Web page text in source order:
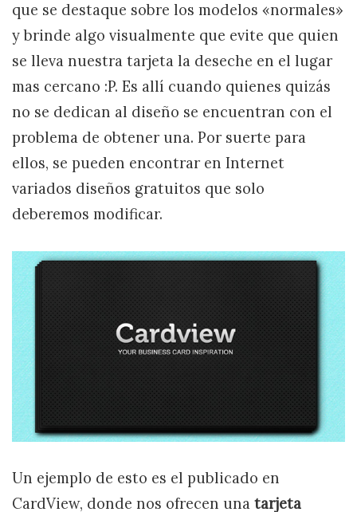
que se destaque sobre los modelos «normales»
y brinde algo visualmente que evite que quien
se lleva nuestra tarjeta la deseche en el lugar
mas cercano :P. Es allí cuando quienes quizás
no se dedican al diseño se encuentran con el
problema de obtener una. Por suerte para
ellos, se pueden encontrar en Internet
variados diseños gratuitos que solo
deberemos modificar.
Un ejemplo de esto es el publicado en
CardView, donde nos ofrecen una tarjeta